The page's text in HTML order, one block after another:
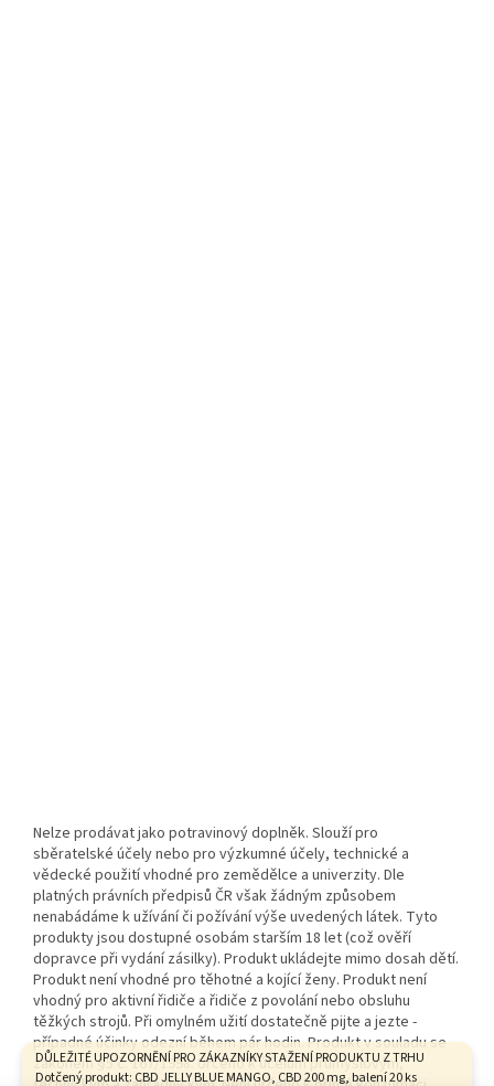
DŮLEŽITÉ UPOZORNĚNÍ PRO ZÁKAZNÍKY STAŽENÍ PRODUKTU Z TRHU
Dotčený produkt: CBD JELLY BLUE MANGO, CBD 200 mg, balení 20 ks
Nelze prodávat jako potravinový doplněk. Slouží pro
sběratelské účely nebo pro výzkumné účely, technické a
vědecké použití vhodné pro zemědělce a univerzity. Dle
platných právních předpisů ČR však žádným způsobem
nenabádáme k užívání či požívání výše uvedených látek. Tyto
produkty jsou dostupné osobám starším 18 let (což ověří
dopravce při vydání zásilky). Produkt ukládejte mimo dosah dětí.
Produkt není vhodné pro těhotné a kojící ženy. Produkt není
vhodný pro aktivní řidiče a řidiče z povolání nebo obsluhu
těžkých strojů. Při omylném užití dostatečně pijte a jezte -
případné účinky odezní během pár hodin. Produkt v souladu se
zákonem §5 č. 167/1998. Určeno k účelům průmyslovým,